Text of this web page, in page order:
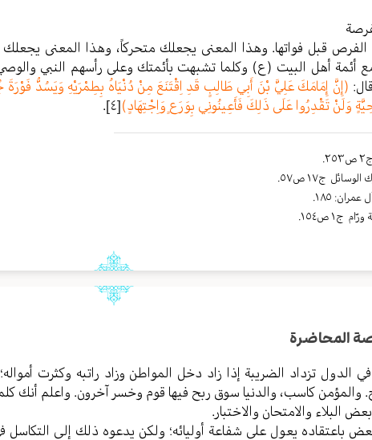
الفرص قبل فواتها. وهذا المعنى يجعلك متحركاً، وهذا المعنى يجعلك
أئمة أهل البيت (ع) وكلما تشبهت بأئمتك وعلى رأسهم النبي
(إِنَّ إِمَامَكَ عَلِيَّ بْنَ أَبِي طَالِبٍ قَدِ اِقْتَنَعَ مِنْ دُنْيَاهُ بِطِمْرَيْهِ وَيَسُدُّ فَوْرَةَ
وَلَنْ تَقْدِرُوا عَلَى ذَلِكَ فَأَعِينُونِي بِوَرَعٍ وَاِجْتِهَادٍ)[٤] .
ج١٧ ص٥٧.
١٨٥.
ج١ ص١٥٤.
المحاضرة
الدول تزداد الضريبة إذا زاد دخل المواطن وزاد راتبه وكثرت
والمؤمن كاسب، والدنيا سوق ربح فيها قوم وخسر آخرون. واعلم أنك
البلاء والامتحان والاختبار.
باعتقاده يعول على شفاعة أوليائه؛ ولكن يدعوه ذلك إلى التكاسل